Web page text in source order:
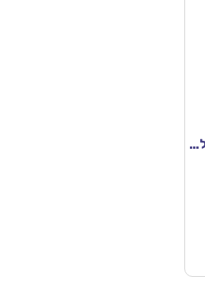
חיות הפלא – הסודות של דמלבדור, התסריט השלם